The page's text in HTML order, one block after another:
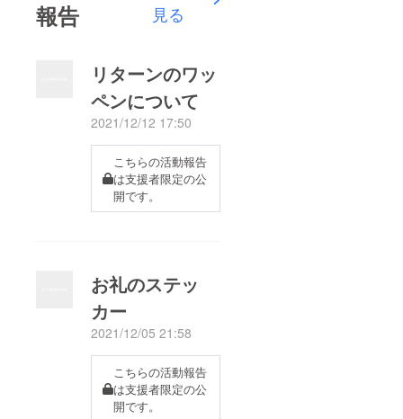
報告 見る
リターンのワッ
ペンについて
2021/12/12 17:50
こちらの活動報告
は支援者限定の公
開です。
お礼のステッ
カー
2021/12/05 21:58
こちらの活動報告
は支援者限定の公
開です。